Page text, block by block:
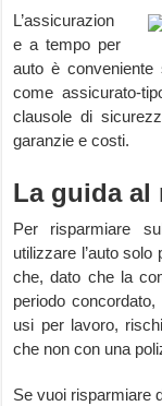
L’assicurazion
e a tempo per
auto è
come assicurato-
clausole di
garanzie e costi.
La guida al
Per risparmiare
utilizzare l’auto
che, dato che la
periodo
usi per lavoro,
che non con una
Se vuoi risparmiare